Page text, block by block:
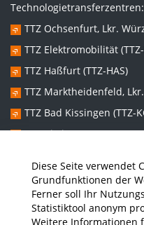
Diese Seite verwendet
Grundfunktionen der
Ferner soll Ihr
Statistiktool anonym
Weitere Informationen
Technologietransferzentren:
TTZ Ochsenfurt, Lkr.
TTZ Elektromobilität
TTZ Haßfurt (TTZ-HAS)
TTZ Marktheidenfeld,
TTZ Bad Kissingen (TTZ-
TTZ Kitzingen (TTZ-KT)
Graduiertenzentren:
Promotionszentrum
(NISys)